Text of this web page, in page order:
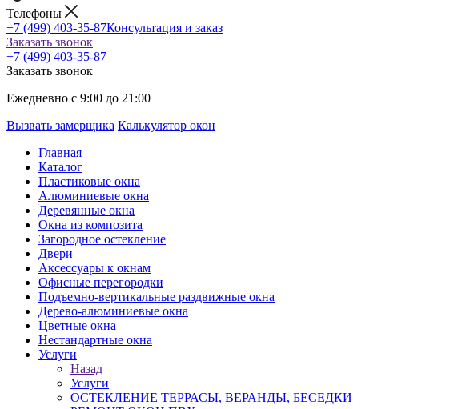
Телефоны
+7 (499) 403-35-87Консультация и заказ
Заказать звонок
+7 (499) 403-35-87
Заказать звонок
Ежедневно с 9:00 до 21:00
Вызвать замерщика Калькулятор окон
Главная
Каталог
Пластиковые окна
Алюминиевые окна
Деревянные окна
Окна из композита
Загородное остекление
Двери
Аксессуары к окнам
Офисные перегородки
Подъемно-вертикальные раздвижные окна
Дерево-алюминиевые окна
Цветные окна
Нестандартные окна
Услуги
Назад
Услуги
ОСТЕКЛЕНИЕ ТЕРРАСЫ, ВЕРАНДЫ, БЕСЕДКИ